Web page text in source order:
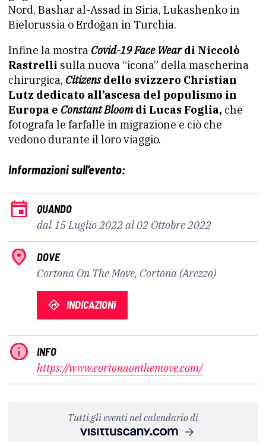
Nord, Bashar al-Assad in Siria, Lukashenko in
Bielorussia o Erdoğan in Turchia.
Infine la mostra Covid-19 Face Weardi Niccolò
Rastrelli sulla nuova “icona” della mascherina
chirurgica, Citizensdello svizzero Christian
Lutz dedicato all’ascesa del populismo in
Europa e Constant Bloomdi Lucas Foglia, che
fotografa le farfalle in migrazione e ciò che
vedono durante il loro viaggio.
Informazioni sull’evento:
QUANDO
dal 15 Luglio 2022 al 02 Ottobre 2022
DOVE
Cortona On The Move, Cortona (Arezzo)
INDICAZIONI
INFO
https://www.cortonaonthemove.com/
Tutti gli eventi nel calendario di